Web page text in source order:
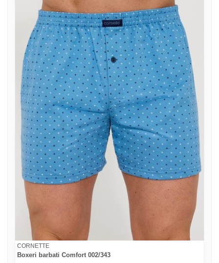
CORNETTE
Boxeri barbati Comfort 002/343